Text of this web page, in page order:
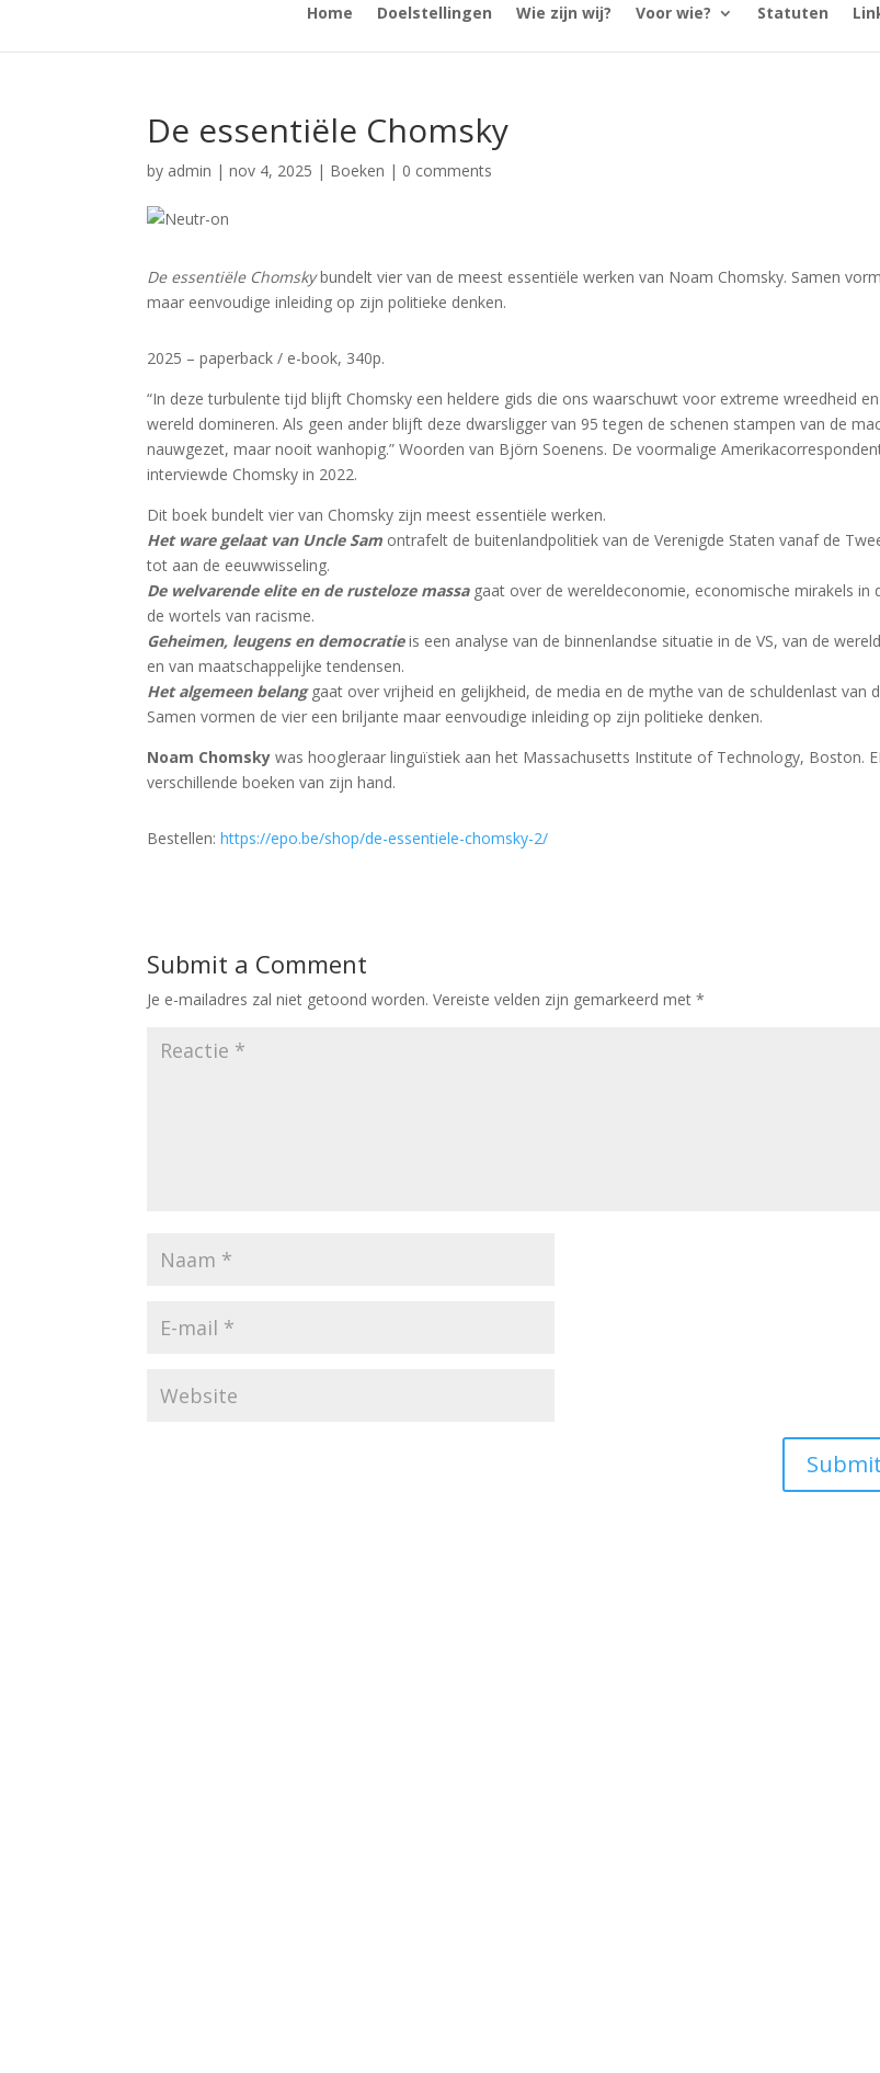
Home Doelstellingen Wie zijn wij? Voor wie? Statuten
De essentiële Chomsky
by admin |nov 4, 2025 | Boeken | 0 comments
De essentiële Chomskybundelt vier van de meest essentiële werken van Noam Chomsky. Samen
maar eenvoudige inleiding op zijn politieke denken.
2025 – paperback / e-book, 340p.
“In deze turbulente tijd blijft Chomsky een heldere gids die ons waarschuwt voor extreme wreedheid
wereld domineren. Als geen ander blijft deze dwarsligger van 95 tegen de schenen stampen van de
nauwgezet, maar nooit wanhopig.” Woorden van Björn Soenens. De voormalige
interviewde Chomsky in 2022.
Dit boek bundelt vier van Chomsky zijn meest essentiële werken.
Het ware gelaat van Uncle Sam ontrafelt de buitenlandpolitiek van de Verenigde Staten vanaf de
tot aan de eeuwwisseling.
De welvarende elite en de rusteloze massagaat over de wereldeconomie, economische mirakels in
de wortels van racisme.
Geheimen, leugens en democratieis een analyse van de binnenlandse situatie in de VS, van de
en van maatschappelijke tendensen.
Het algemeen belanggaat over vrijheid en gelijkheid, de media en de mythe van de schuldenlast van
Samen vormen de vier een briljante maar eenvoudige inleiding op zijn politieke denken.
Noam Chomsky was hoogleraar linguïstiek aan het Massachusetts Institute of Technology, Boston.
verschillende boeken van zijn hand.
Bestellen:https://epo.be/shop/de-essentiele-chomsky-2/
Submit a Comment
Je e-mailadres zal niet getoond worden. Vereiste velden zijn gemarkeerd met*